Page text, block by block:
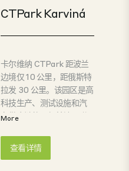
奥斯特拉发地区已成为汽
车工业、IT 行业和工程行
业的主要中心。 俄斯特拉
市中心仅 10 公里，通过高
速公路可直达布拉格、布
尔诺、波兰、斯洛伐克和
奥地利。园区位于基础设
施发达、教育基础先进的
地区大都市，为投资者提
供了稳定的劳动力供应和
未来发展的必要保障。园
区提供全系列的 CTP 建筑
CTPark Karviná
卡尔维纳 CTPark 距波兰
边境仅 10 公里，距俄斯特
拉发 30 公里。该园区是高
科技生产、测试设施和汽
车供应链的理想基地。附
公里）为园区的交通提供
了便利。
More
查看详情